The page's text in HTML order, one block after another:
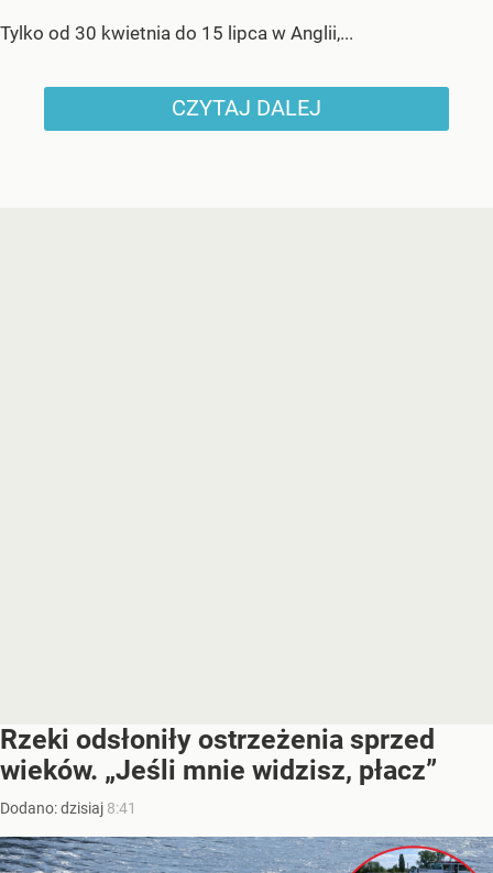
Tylko od 30 kwietnia do 15 lipca w Anglii,...
CZYTAJ DALEJ
Rzeki odsłoniły ostrzeżenia sprzed
wieków. „Jeśli mnie widzisz, płacz”
Dodano:dzisiaj 8:41